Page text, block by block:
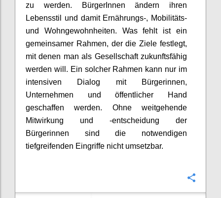
zu werden.
BürgerInnen ändern ihren
Lebensstil und damit Ernährungs-, Mobilitäts-
und Wohngewohnheiten. Was fehlt ist ein
gemeinsamer Rahmen, der die Ziele festlegt,
mit denen man als Gesellschaft zukunftsfähig
werden will. Ein solcher Rahmen kann nur im
intensiven Dialog mit Bürgerinnen,
Unternehmen und öffentlicher Hand
geschaffen werden. Ohne weitgehende
Mitwirkung und -entscheidung der
Bürgerinnen sind die notwendigen
tiefgreifenden Eingriffe nicht umsetzbar.